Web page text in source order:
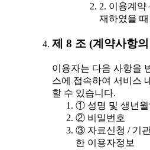
2. 이용계약
재하였을 때
제 8 조 (계약사항
이용자는 다음 사항을
스에 접속하여 서비스
할 수 있습니다.
① 성명 및 생년월
② 비밀번호
③ 자료신청 / 기
한 이용자정보